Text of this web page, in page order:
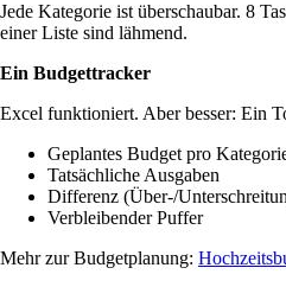
Jede Kategorie ist überschaubar. 8
einer Liste sind lähmend.
Ein Budgettracker
Excel funktioniert. Aber besser: Ein
Geplantes Budget pro
Tatsächliche Ausgaben
Differenz (Über-/
Verbleibender Puffer
Mehr zur Budgetplanung: